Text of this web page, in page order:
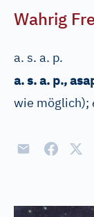
Wahrig
a. s. a. p.
a. s. a. p.,
wie möglich);